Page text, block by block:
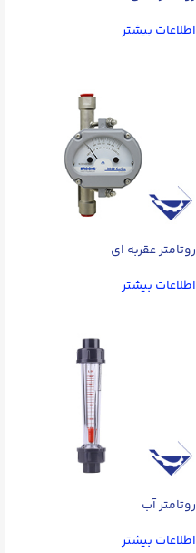
اطلاعات بیشتر
روتامتر عقربه ای
اطلاعات بیشتر
روتامتر آب
اطلاعات بیشتر